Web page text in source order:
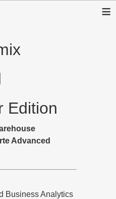
≡
Edition
Advanced
Business Analytics